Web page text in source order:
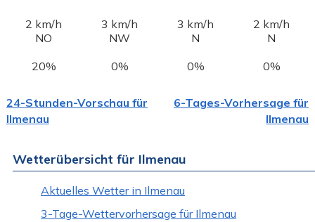
2 km/h
NO
3 km/h
NW
3 km/h
N
2 km/h
N
20%
0% 0% 0%
24-Stunden-Vorschau für
Ilmenau
6-Tages-Vorhersage für
Ilmenau
Wetterübersicht für Ilmenau
Aktuelles Wetter in Ilmenau
3-Tage-Wettervorhersage für Ilmenau